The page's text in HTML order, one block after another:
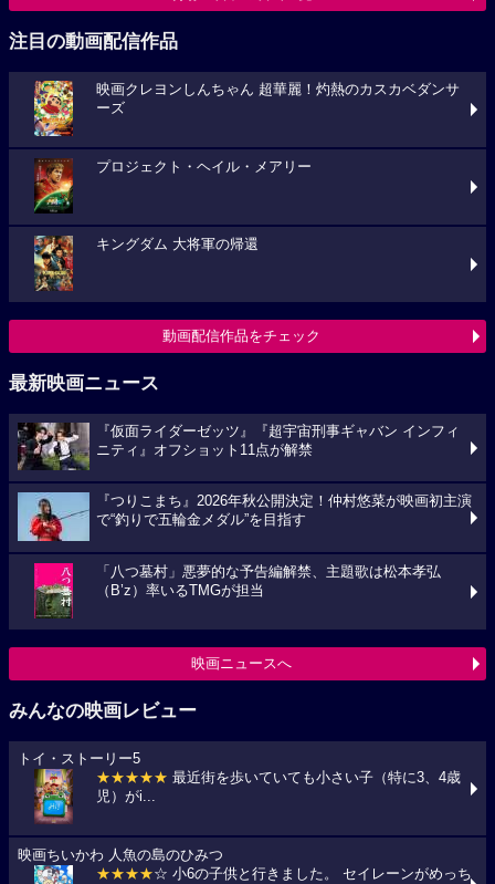
注目の動画配信作品
映画クレヨンしんちゃん 超華麗！灼熱のカスカベダンサ
ーズ
プロジェクト・ヘイル・メアリー
キングダム 大将軍の帰還
動画配信作品をチェック
最新映画ニュース
『仮面ライダーゼッツ』『超宇宙刑事ギャバン インフィ
ニティ』オフショット11点が解禁
『つりこまち』2026年秋公開決定！仲村悠菜が映画初主演
で“釣りで五輪金メダル”を目指す
「八つ墓村」悪夢的な予告編解禁、主題歌は松本孝弘
（B’z）率いるTMGが担当
映画ニュースへ
みんなの映画レビュー
トイ・ストーリー5
★★★★★ 最近街を歩いていても小さい子（特に3、4歳
児）がi...
映画ちいかわ 人魚の島のひみつ
★★★★☆ 小6の子供と行きました。 セイレーンがめっち